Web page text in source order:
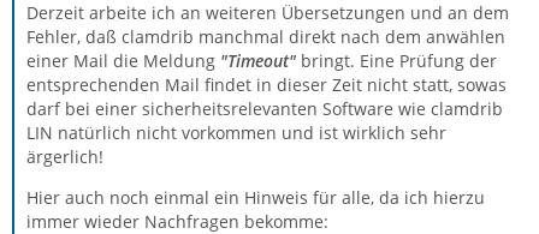
Derzeit arbeite ich an weiteren Übersetzungen und an dem
Fehler, daß clamdrib manchmal direkt nach dem anwählen
einer Mail die Meldung "Timeout" bringt. Eine Prüfung der
entsprechenden Mail findet in dieser Zeit nicht statt, sowas
darf bei einer sicherheitsrelevanten Software wie clamdrib
LIN natürlich nicht vorkommen und ist wirklich sehr
ärgerlich!
Hier auch noch einmal ein Hinweis für alle, da ich hierzu
immer wieder Nachfragen bekomme: